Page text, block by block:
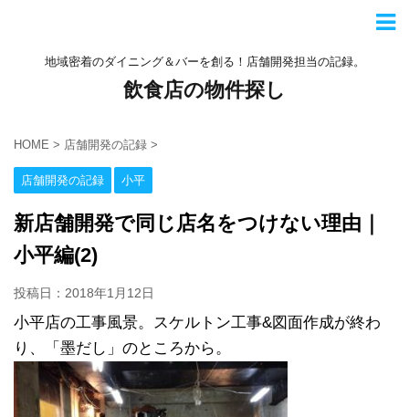
地域密着のダイニング＆バーを創る！店舗開発担当の記録。
飲食店の物件探し
HOME > 店舗開発の記録 >
店舗開発の記録 小平
新店舗開発で同じ店名をつけない理由｜
小平編(2)
投稿日：2018年1月12日
小平店の工事風景。スケルトン工事&図面作成が終わ
り、「墨だし」のところから。